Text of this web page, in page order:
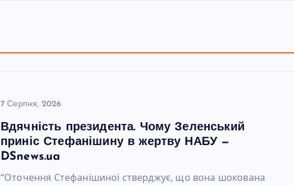
7 Серпня, 2026
Вдячність президента. Чому Зеленський
приніс Стефанішину в жертву НАБУ —
DSnews.ua
“Оточення Стефанішиної стверджує, що вона шокована